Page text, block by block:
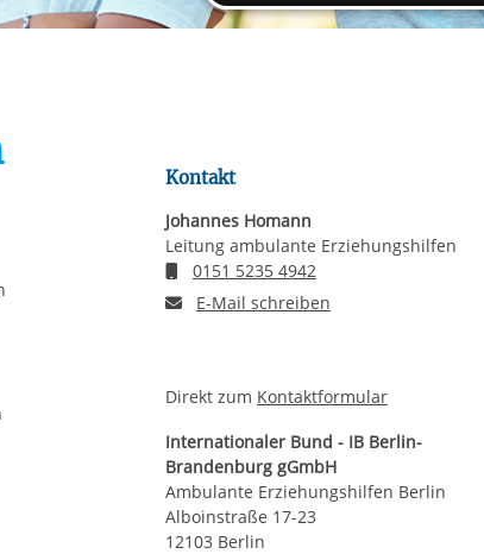
die erforderlich zur Bereitstellung
Wiedergabe starten/stoppen
Kontakt
Johannes Homann
Leitung ambulante Erziehungshilfen
Email senden
0151 5235 4942
E-Mail an Johannes Homann
E-Mail schreiben
Direkt zum Kontaktformular
Internationaler Bund - IB Berlin-
Brandenburg gGmbH
Ambulante Erziehungshilfen Berlin
Alboinstraße 17-23
12103 Berlin